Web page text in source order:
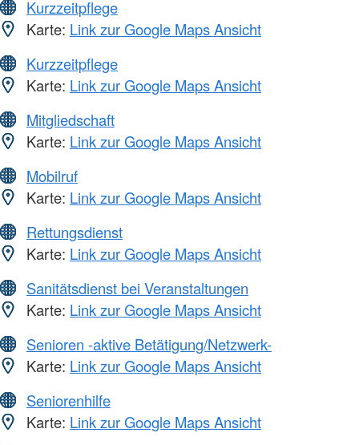
Kurzzeitpflege
Karte: Link zur Google Maps Ansicht
Kurzzeitpflege
Karte: Link zur Google Maps Ansicht
Mitgliedschaft
Karte: Link zur Google Maps Ansicht
Mobilruf
Karte: Link zur Google Maps Ansicht
Rettungsdienst
Karte: Link zur Google Maps Ansicht
Sanitätsdienst bei Veranstaltungen
Karte: Link zur Google Maps Ansicht
Senioren -aktive Betätigung/Netzwerk-
Karte: Link zur Google Maps Ansicht
Seniorenhilfe
Karte: Link zur Google Maps Ansicht